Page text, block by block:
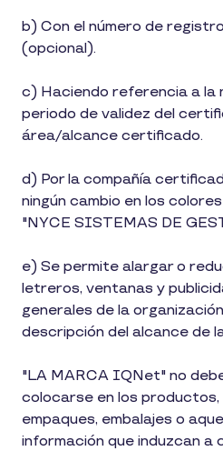
b) Con el número de
(opcional).
c) Haciendo referencia a la
periodo de validez del
área/alcance certificado.
d) Por la compañía
ningún cambio en los
"NYCE SISTEMAS DE
e) Se permite alargar o
letreros, ventanas y
generales de la
descripción del alcance de
"LA MARCA IQNet" no
colocarse en los
empaques, embalajes o
información que induzcan a